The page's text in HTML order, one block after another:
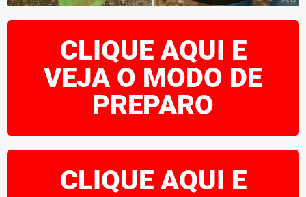
CLIQUE AQUI E
VEJA O MODO DE
PREPARO
CLIQUE AQUI E